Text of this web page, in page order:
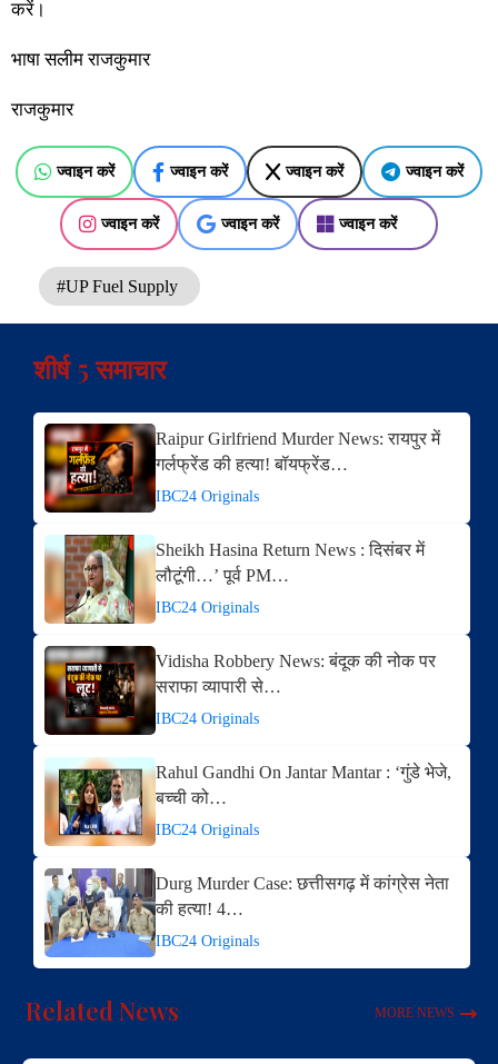
करें।
भाषा सलीम राजकुमार
राजकुमार
ज्वाइन करें ज्वाइन करें ज्वाइन करें ज्वाइन करें
ज्वाइन करें ज्वाइन करें ज्वाइन करें
#UP Fuel Supply
शीर्ष 5 समाचार
Raipur Girlfriend Murder News: रायपुर में
गर्लफ्रेंड की हत्या! बॉयफ्रेंड…
IBC24 Originals
Sheikh Hasina Return News : दिसंबर में
लौटूंगी…’ पूर्व PM…
IBC24 Originals
Vidisha Robbery News: बंदूक की नोक पर
सराफा व्यापारी से…
IBC24 Originals
Rahul Gandhi On Jantar Mantar : ‘गुंडे भेजे,
बच्ची को…
IBC24 Originals
Durg Murder Case: छत्तीसगढ़ में कांग्रेस नेता
की हत्या! 4…
IBC24 Originals
Related News MORE NEWS